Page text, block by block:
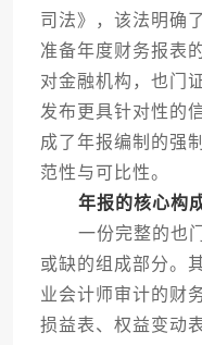
司法》，该法明确
准备年度财务报表
对金融机构，也门
发布更具针对性的
成了年报编制的强
范性与可比性。
年报的核心构
一份完整的也门
或缺的组成部分。
业会计师审计的财
损益表、权益变动